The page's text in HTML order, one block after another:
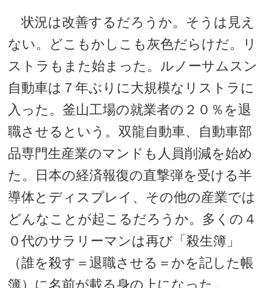
状況は改善するだろうか。そうは見え
ない。どこもかしこも灰色だらけだ。リ
ストラもまた始まった。ルノーサムスン
自動車は７年ぶりに大規模なリストラに
入った。釜山工場の就業者の２０％を退
職させるという。双龍自動車、自動車部
品専門生産業のマンドも人員削減を始め
た。日本の経済報復の直撃弾を受ける半
導体とディスプレイ、その他の産業では
どんなことが起こるだろうか。多くの４
０代のサラリーマンは再び「殺生簿」
（誰を殺す＝退職させる＝かを記した帳
簿）に名前が載る身の上になった。